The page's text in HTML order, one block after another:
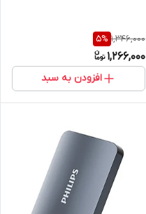
1,346,000
5%
1,266,000
افزودن به سبد